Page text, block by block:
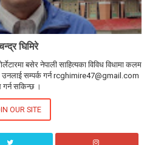
घिमिरे
बसेर नेपाली साहित्यका विविध विधामा कलम
सम्पर्क गर्न rcghimire47@gmail.com
गर्न सकिन्छ ।
OUR SITE